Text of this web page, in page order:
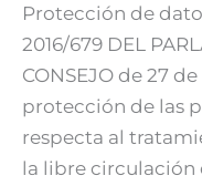
Protección de
2016/679 DEL
CONSEJO de 27
protección de las
respecta al
la libre circulación